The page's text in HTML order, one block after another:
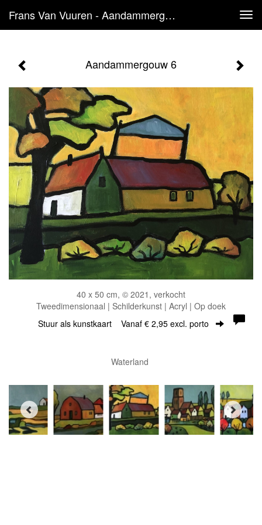
Frans Van Vuuren - Aandammergouw 6
Aandammergouw 6
40 x 50 cm, © 2021, verkocht
Tweedimensionaal | Schilderkunst | Acryl | Op doek
Stuur als kunstkaart Vanaf € 2,95 excl. porto
Waterland